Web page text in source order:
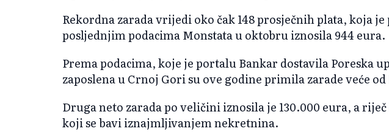
Rekordna zarada vrijedi oko čak 148 prosječnih plata, koja je
posljednjim podacima Monstata u oktobru iznosila 944 eura.
Prema podacima, koje je portalu Bankar dostavila Poreska
zaposlena u Crnoj Gori su ove godine primila zarade veće
Druga neto zarada po veličini iznosila je 130.000 eura, a
koji se bavi iznajmljivanjem nekretnina.